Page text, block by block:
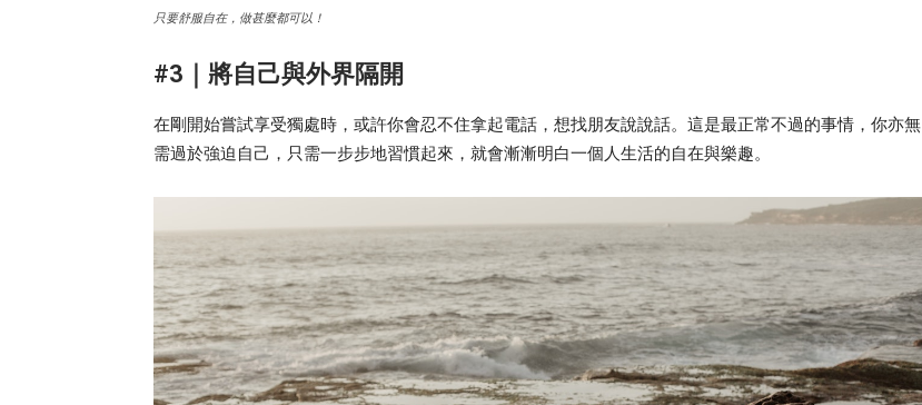
只要舒服自在， 做甚麼都可以 ！
#3｜將自己與外界隔開
在剛開始嘗試享受獨處時，或許你會忍不住拿起電話，想找朋友說說話。這是最正常不過的事情，你亦無
需過於強迫自己，只需一步步地習慣起來，就會漸漸明白一個人生活的自在與樂趣。